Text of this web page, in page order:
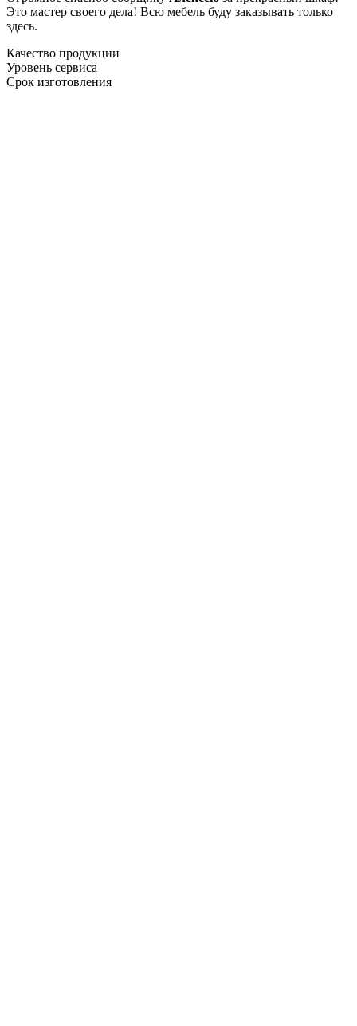
Это мастер своего дела! Всю мебель буду заказывать только
здесь.
Качество продукции
Уровень сервиса
Срок изготовления